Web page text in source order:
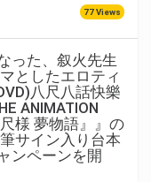
77 Views
った、叙火先生
としたエロティ
八尺八話快樂
ANIMATION
様 夢物語』』の
サイン入り台本
ンペーンを開